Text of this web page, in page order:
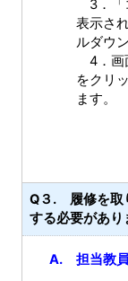
3．「
表示さ
ルダウ
4．画
をクリ
ます。
Q３. 履修を取
する必要があり
A. 担当教員